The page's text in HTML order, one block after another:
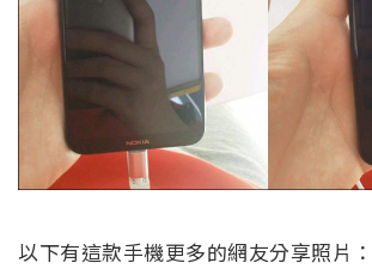
以下有這款手機更多的網友分享照片：